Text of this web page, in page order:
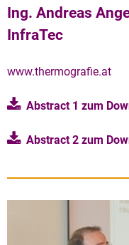
Ing. Andreas
InfraTec
www.thermografie.at
Abstract 1 zum
Abstract 2 zum